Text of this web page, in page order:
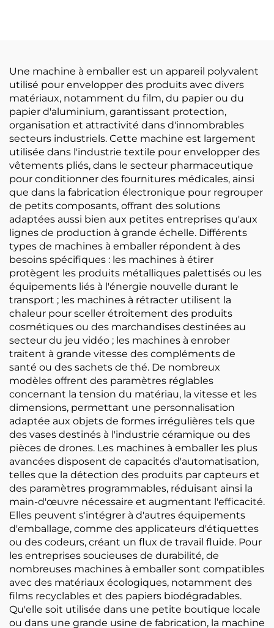
Une machine à emballer est un appareil polyvalent
utilisé pour envelopper des produits avec divers
matériaux, notamment du film, du papier ou du
papier d'aluminium, garantissant protection,
organisation et attractivité dans d'innombrables
secteurs industriels. Cette machine est largement
utilisée dans l'industrie textile pour envelopper des
vêtements pliés, dans le secteur pharmaceutique
pour conditionner des fournitures médicales, ainsi
que dans la fabrication électronique pour regrouper
de petits composants, offrant des solutions
adaptées aussi bien aux petites entreprises qu'aux
lignes de production à grande échelle. Différents
types de machines à emballer répondent à des
besoins spécifiques : les machines à étirer
protègent les produits métalliques palettisés ou les
équipements liés à l'énergie nouvelle durant le
transport ; les machines à rétracter utilisent la
chaleur pour sceller étroitement des produits
cosmétiques ou des marchandises destinées au
secteur du jeu vidéo ; les machines à enrober
traitent à grande vitesse des compléments de
santé ou des sachets de thé. De nombreux
modèles offrent des paramètres réglables
concernant la tension du matériau, la vitesse et les
dimensions, permettant une personnalisation
adaptée aux objets de formes irrégulières tels que
des vases destinés à l'industrie céramique ou des
pièces de drones. Les machines à emballer les plus
avancées disposent de capacités d'automatisation,
telles que la détection des produits par capteurs et
des paramètres programmables, réduisant ainsi la
main-d'œuvre nécessaire et augmentant l'efficacité.
Elles peuvent s'intégrer à d'autres équipements
d'emballage, comme des applicateurs d'étiquettes
ou des codeurs, créant un flux de travail fluide. Pour
les entreprises soucieuses de durabilité, de
nombreuses machines à emballer sont compatibles
avec des matériaux écologiques, notamment des
films recyclables et des papiers biodégradables.
Qu'elle soit utilisée dans une petite boutique locale
ou dans une grande usine de fabrication, la machine